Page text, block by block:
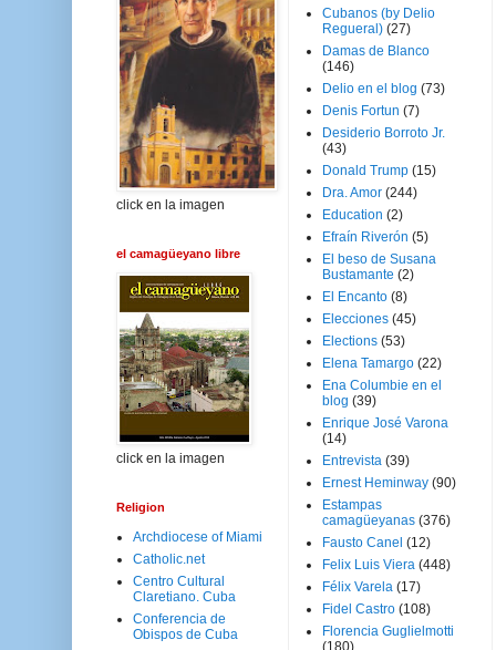
click en la imagen
el camagüeyano libre
click en la imagen
Religion
Archdiocese of Miami
Catholic.net
Centro Cultural
Claretiano. Cuba
Conferencia de
Obispos de Cuba
Cubanos (by Delio
Regueral) (27)
Damas de Blanco
(146)
Delio en el blog (73)
Denis Fortun (7)
Desiderio Borroto Jr.
(43)
Donald Trump (15)
Dra. Amor (244)
Education (2)
Efraín Riverón (5)
El beso de Susana
Bustamante (2)
El Encanto (8)
Elecciones (45)
Elections (53)
Elena Tamargo (22)
Ena Columbie en el
blog (39)
Enrique José Varona
(14)
Entrevista (39)
Ernest Heminway (90)
Estampas
camagüeyanas (376)
Fausto Canel (12)
Felix Luis Viera (448)
Félix Varela (17)
Fidel Castro (108)
Florencia Guglielmotti
(180)